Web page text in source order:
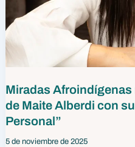
Miradas
de Maite Alberdi con
Personal”
5 de noviembre de 2025